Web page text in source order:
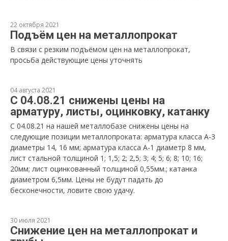
22 октября 2021
Подъём цен на металлопрокат
В связи с резким подъёмом цен на металлопрокат,
просьба действующие цены уточнять
04 августа 2021
С 04.08.21 снижены цены на
арматуру, листы, оцинковку, катанку
С 04.08.21 на нашей металлобазе снижены цены на
следующие позиции металлопроката: арматура класса А-3
диаметры 14, 16 мм; арматура класса А-1 диаметр 8 мм,
лист стальной толщиной 1; 1,5; 2; 2,5; 3; 4; 5; 6; 8; 10; 16;
20мм; лист оцинкованный толщиной 0,55мм.; катанка
диаметром 6,5мм. Цены не будут падать до
бесконечности, ловите свою удачу.
30 июля 2021
Снижение цен на металлопрокат и